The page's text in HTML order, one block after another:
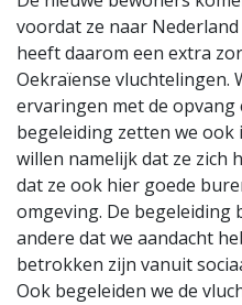
voordat ze naar
heeft daarom een extra
Oekraïense vluchtelingen.
ervaringen met de opvang
begeleiding zetten we ook
willen namelijk dat ze zich
dat ze ook hier goede
omgeving. De
andere dat we aandacht
betrokken zijn vanuit
Ook begeleiden we de